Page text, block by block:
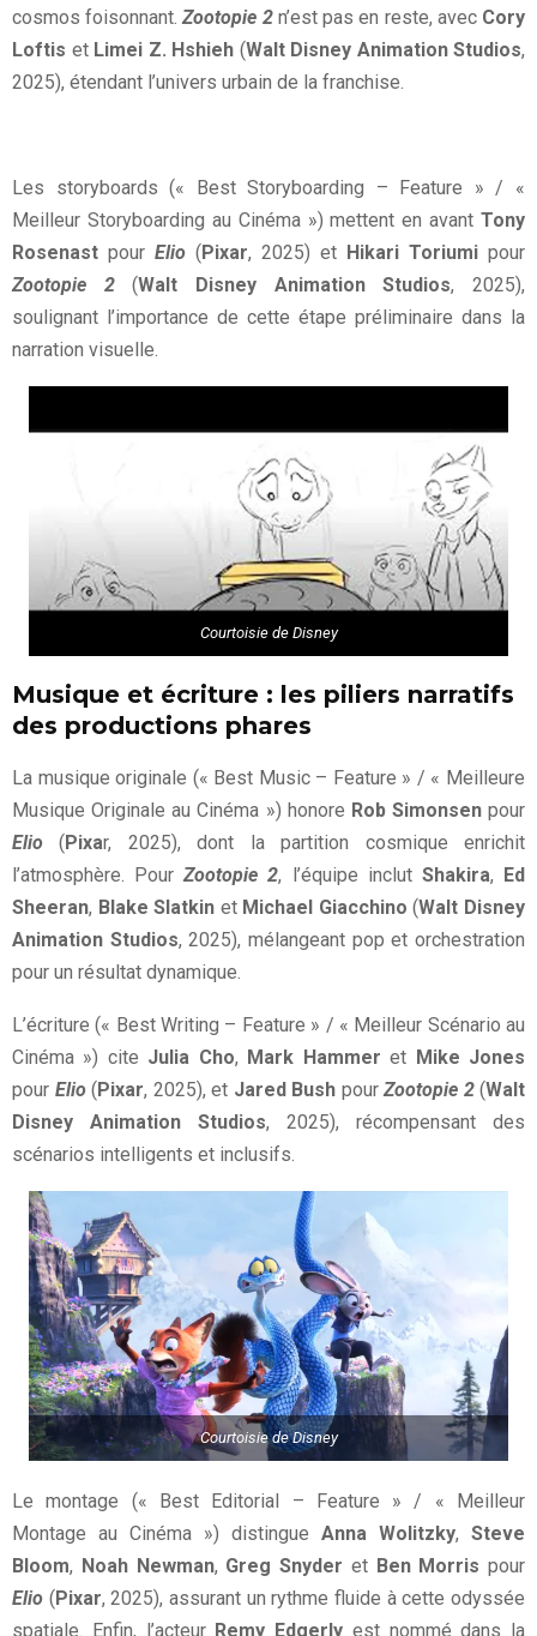
cosmos foisonnant.Zootopie 2n’est pas en reste, avec Cory
Loftis et Limei Z. Hshieh (Walt Disney Animation Studios,
2025), étendant l’univers urbain de la franchise.
Les storyboards (« Best Storyboarding – Feature » / «
Meilleur Storyboarding au Cinéma ») mettent en avant Tony
Rosenast pour Elio ( Pixar, 2025) et Hikari Toriumi pour
Zootopie 2(Walt Disney Animation Studios, 2025),
soulignant l’importance de cette étape préliminaire dans la
narration visuelle.
Courtoisie de Disney
Musique et écriture : les piliers narratifs
des productions phares
La musique originale (« Best Music – Feature » / « Meilleure
Musique Originale au Cinéma ») honore Rob Simonsenpour
Elio ( Pixar, 2025), dont la partition cosmique enrichit
l’atmosphère. PourZootopie 2, l’équipe inclut Shakira,
Ed
Sheeran, Blake Slatkin et Michael Giacchino (Walt Disney
Animation Studios, 2025), mélangeant pop et orchestration
pour un résultat dynamique.
L’écriture (« Best Writing – Feature » / « Meilleur Scénario au
Cinéma ») cite Julia Cho, Mark Hammer et Mike Jones
pour Elio( Pixar, 2025), et Jared Bush pourZootopie 2(Walt
Disney Animation Studios, 2025), récompensant des
scénarios intelligents et inclusifs.
Courtoisie de Disney
Le montage (« Best Editorial – Feature » / « Meilleur
Montage au Cinéma ») distingue Anna Wolitzky, Steve
Bloom, Noah Newman, Greg Snyder et Ben Morris pour
Elio (Pixar, 2025), assurant un rythme fluide à cette odyssée
spatiale. Enfin, l’acteur Remy Edgerly est nommé dans la